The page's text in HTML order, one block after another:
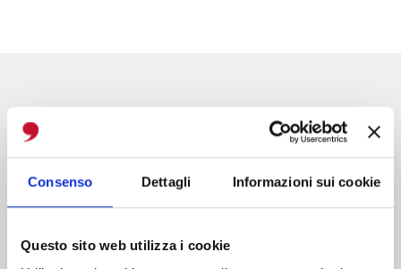
Consenso Dettagli Informazioni sui cookie
Questo sito web utilizza i cookie
“Lavorare la terra e valorizzarne i frutti è una tradizione di